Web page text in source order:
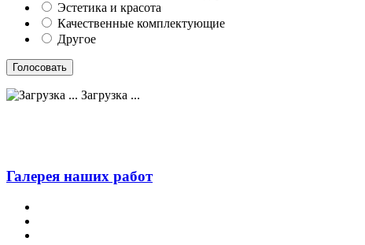
Эстетика и красота
Качественные комплектующие
Другое
Загрузка ...
Галерея наших работ